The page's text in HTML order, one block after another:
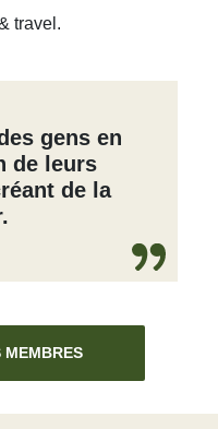
travel.
gens en
de leurs
de la
MEMBRES